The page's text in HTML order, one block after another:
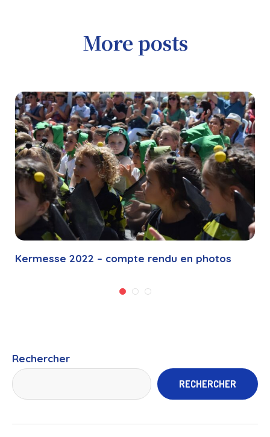
More posts
Kermesse 2022 – compte rendu en photos
Rechercher
RECHERCHER